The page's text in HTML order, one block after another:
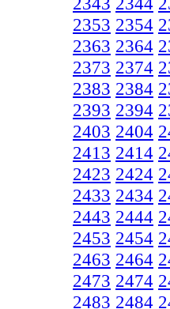
2353 2354
2363 2364
2373 2374
2383 2384
2393 2394
2403 2404
2413 2414
2423 2424
2433 2434
2443 2444
2453 2454
2463 2464
2473 2474
2483 2484